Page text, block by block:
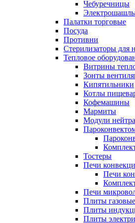
Чебуречницы
Палатки торговые
Посуда
Противни
Стерилизаторы для
Тепловое
Витрины
Зонты
Кипятильники
Котлы
Кофемашины
Мармиты
Модули
Тостеры
Печи
Печи
Печи
Плиты газовые
Плиты
Плиты